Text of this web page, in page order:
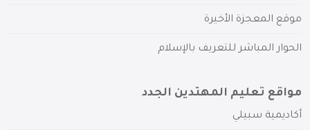
موقع المعجزة الأخيرة
الحوار المباشر للتعريف بالإسلام
مواقع تعليم المهتدين الجدد
أكاديمية سبيلي